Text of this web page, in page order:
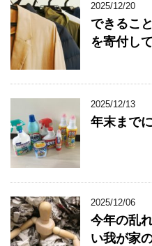
2025/12/20
できるこ
を寄付し
2025/12/13
年末まで
2025/12/06
今年の乱
い我が家